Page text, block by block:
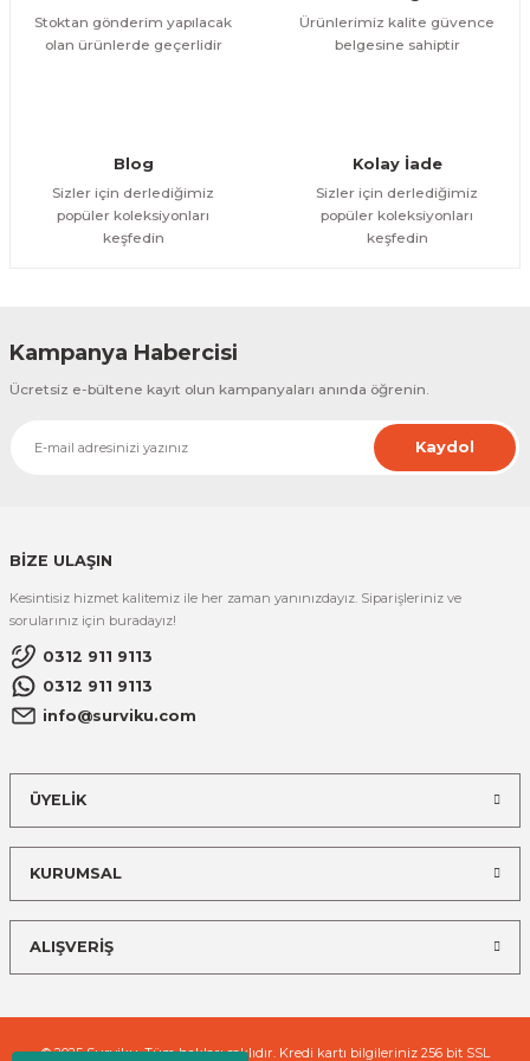
Stoktan gönderim yapılacak
olan ürünlerde geçerlidir
Ürünlerimiz kalite güvence
belgesine sahiptir
Blog
Sizler için derlediğimiz
popüler koleksiyonları
keşfedin
Kolay İade
Sizler için derlediğimiz
popüler koleksiyonları
keşfedin
Kampanya Habercisi
Ücretsiz e-bültene kayıt olun kampanyaları anında öğrenin.
Kaydol
BİZE ULAŞIN
Kesintisiz hizmet kalitemiz ile her zaman yanınızdayız. Siparişleriniz ve
sorularınız için buradayız!
0312 911 9113
0312 911 9113
info@surviku.com
ÜYELİK
KURUMSAL
ALIŞVERİŞ
© 2025 Surviku. Tüm hakları saklıdır. Kredi kartı bilgileriniz 256 bit SSL